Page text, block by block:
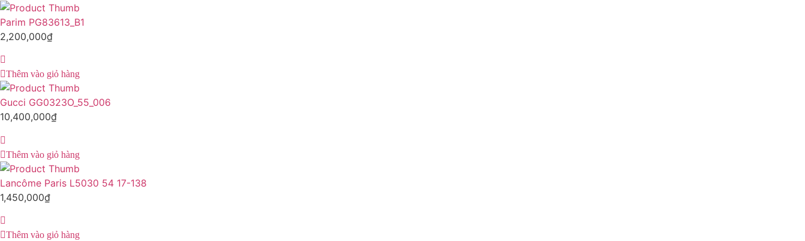
Parim PG83613_B1
2,200,000₫
Thêm vào giỏ hàng
Gucci GG0323O_55_006
10,400,000₫
Thêm vào giỏ hàng
Lancôme Paris L5030 54 17-138
1,450,000₫
Thêm vào giỏ hàng